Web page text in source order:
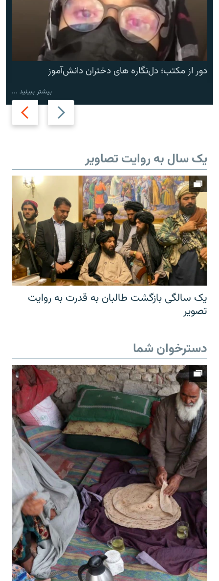
Previous
slide
Next
slide
دور از مکتب؛ دل‌نگاره های دختران دانش‌آموز
بیشتر ببینید ...
یک سال به روایت تصاویر
یک سالگی بازگشت طالبان به قدرت به روایت
تصویر
دسترخوان شما